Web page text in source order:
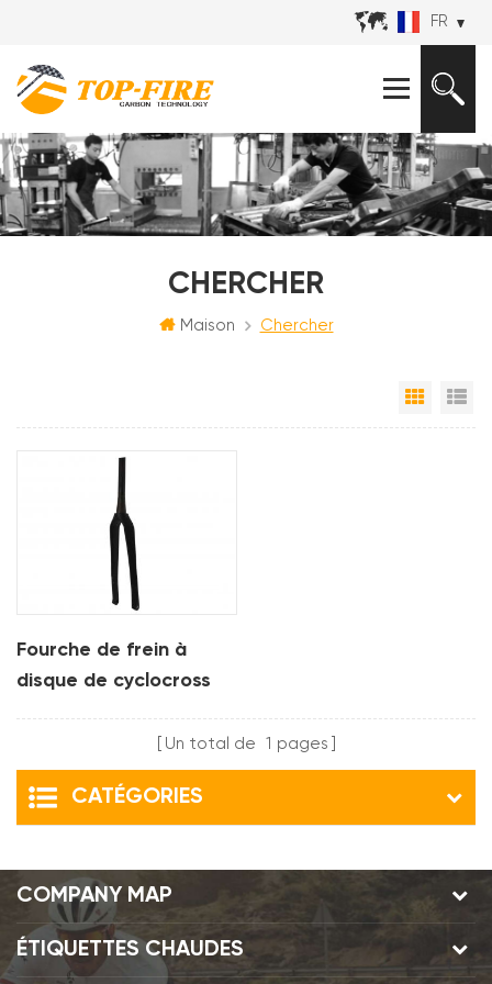
FR
CHERCHER
Maison Chercher
Grille
Fourche de frein à
disque de cyclocross
Un total de 1 pages
CATÉGORIES
COMPANY MAP
ÉTIQUETTES CHAUDES